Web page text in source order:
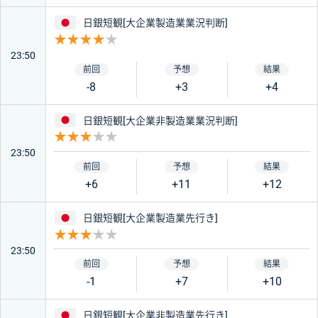
南アフリカ
インド
メキシコ
ポーランド
絞り込み条件をリセット
23:50
日本
日銀短観[大企業製造業業況判断]
-8 +3 +4
23:50
日本
日銀短観[大企業非製造業業況判断]
+6 +11 +12
23:50
日本
日銀短観[大企業製造業先行き]
-1 +7 +10
日本
日銀短観[大企業非製造業先行き]